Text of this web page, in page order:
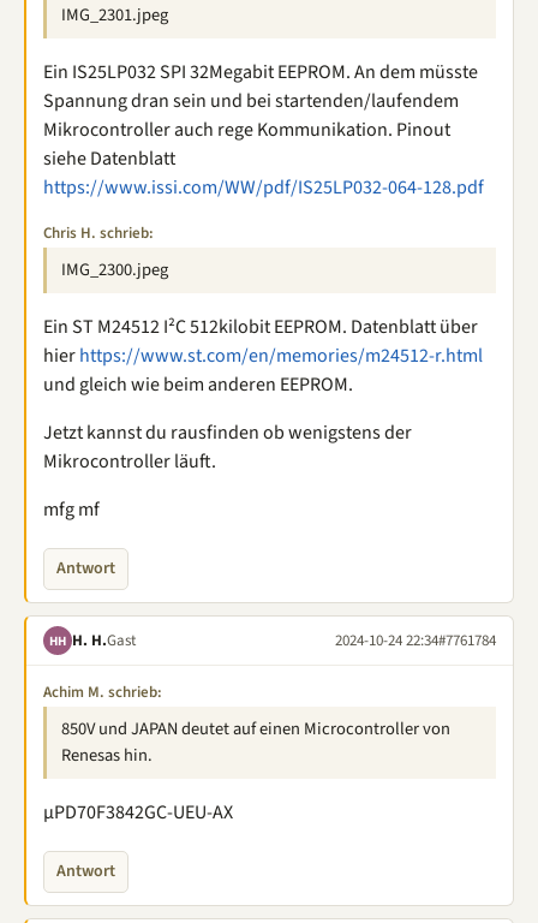
IMG_2301.jpeg
Ein IS25LP032 SPI 32Megabit EEPROM. An dem müsste
Spannung dran sein und bei startenden/laufendem
Mikrocontroller auch rege Kommunikation. Pinout
siehe Datenblatt
https://www.issi.com/WW/pdf/IS25LP032-064-128.pdf
Chris H. schrieb:
IMG_2300.jpeg
Ein ST M24512 I²C 512kilobit EEPROM. Datenblatt über
hierhttps://www.st.com/en/memories/m24512-r.html
und gleich wie beim anderen EEPROM.
Jetzt kannst du rausfinden ob wenigstens der
Mikrocontroller läuft.
mfg mf
Antwort
HH H. H.Gast 2024-10-24 22:34#7761784
Achim M. schrieb:
850V und JAPAN deutet auf einen Microcontroller von
Renesas hin.
µPD70F3842GC-UEU-AX
Antwort